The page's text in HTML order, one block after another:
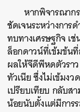
หากพิจารณาก
ชัดเจนระหว่างการ
ทบทางเศรษฐกิจ เ
ล็อกดาวน์ที่เข้มข้น
ผลให้จีดีพีหดตัวรา
ทัวเนีย ซึ่งไม่เข้มง
เปรียบเทียบ กลับส
น้อยนับตั้งแต่มีการ